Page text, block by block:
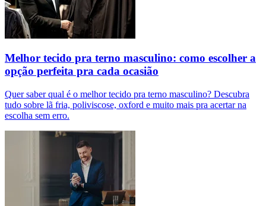
Melhor tecido pra terno masculino: como escolher a
opção perfeita pra cada ocasião
Quer saber qual é o melhor tecido pra terno masculino? Descubra
tudo sobre lã fria, poliviscose, oxford e muito mais pra acertar na
escolha sem erro.